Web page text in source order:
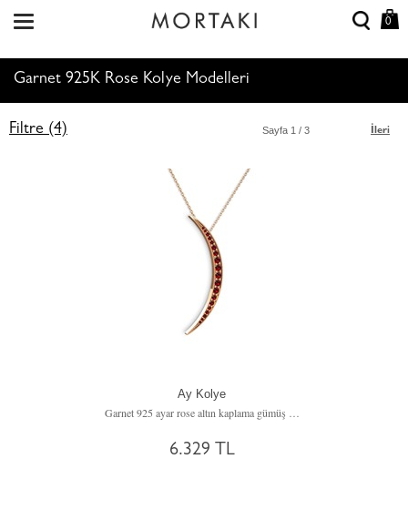
0
Garnet 925K Rose Kolye Modelleri
Filtre (4) İleri
Sayfa 1 / 3
Ay Kolye
6.329 TL